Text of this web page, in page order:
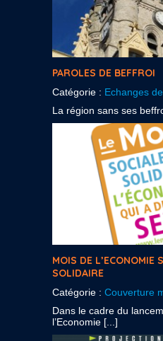
PAROLES DE BEFFROI
Catégorie : Echanges
La région sans ses
MOIS DE L’ECONOMIE
SOLIDAIRE
Catégorie : Couverture
Dans le cadre du
l’Economie [...]